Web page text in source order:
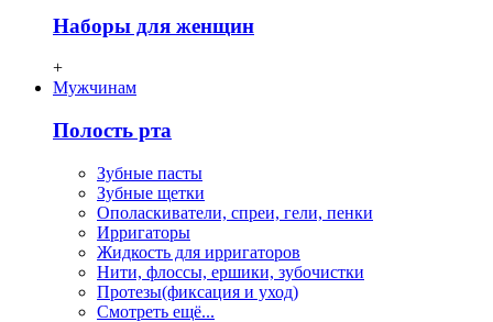
Наборы для женщин
+
Мужчинам
Полость рта
Зубные пасты
Зубные щетки
Ополаскиватели, спреи, гели, пенки
Ирригаторы
Жидкость для ирригаторов
Нити, флосcы, ершики, зубочистки
Протезы(фиксация и уход)
Смотреть ещё...